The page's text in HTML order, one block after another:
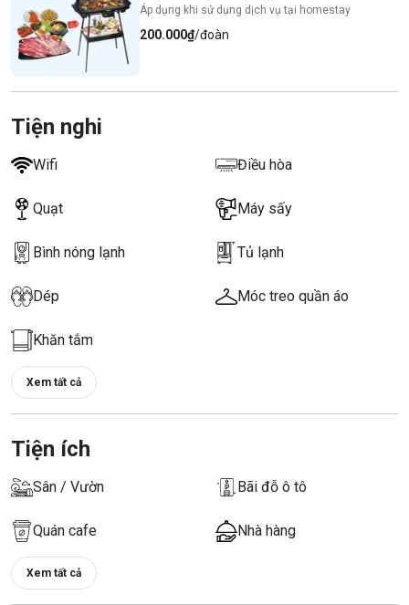
Áp dụng khi sử dụng dịch vụ tại homestay
200.000₫/đoàn
Tiện nghi
Wifi Điều hòa
Quạt Máy sấy
Bình nóng lạnh Tủ lạnh
Dép Móc treo quần áo
Khăn tắm
Xem tất cả
Tiện ích
Sân / Vườn Bãi đỗ ô tô
Quán cafe Nhà hàng
Xem tất cả